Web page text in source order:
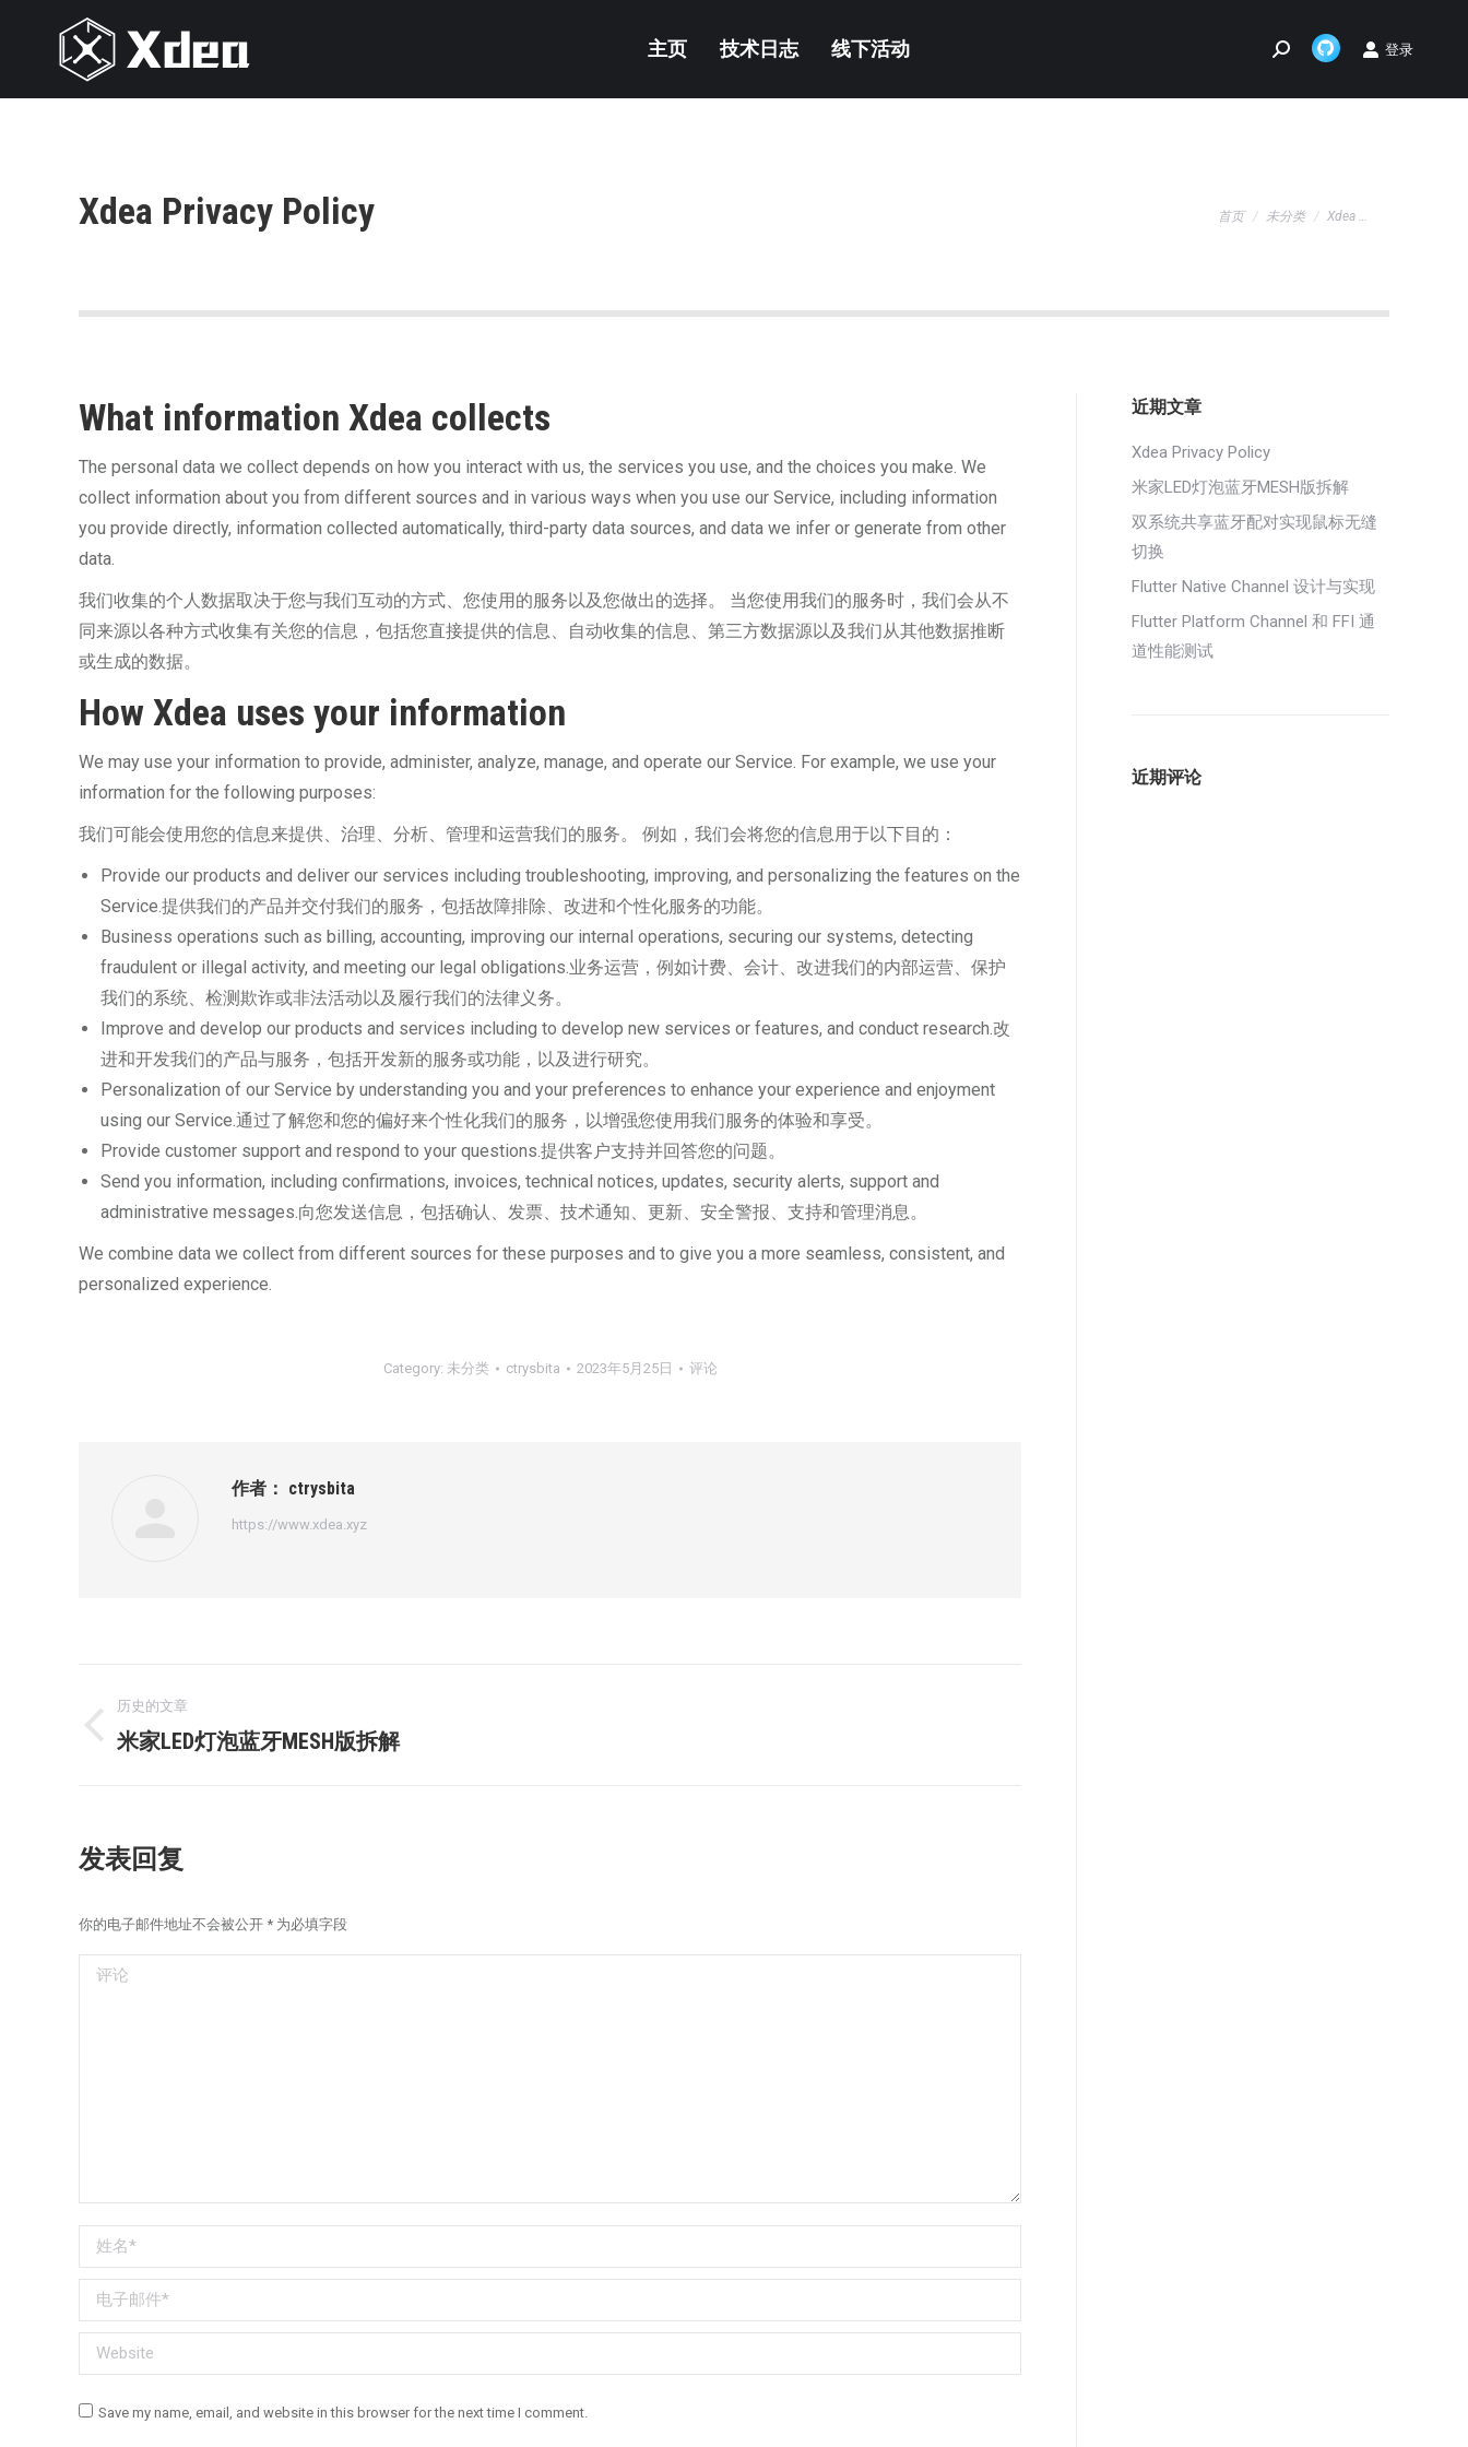
主页 技术日志 线下活动 Search:Github
登录
Xdea Privacy Policy 首页 未分类 Xdea …
What information Xdea collects
The personal data we collect depends on how you interact with us, the services you use, and the choices you make. We
collect information about you from different sources and in various ways when you use our Service, including information
you provide directly, information collected automatically, third-party data sources, and data we infer or generate from other
data.
我们收集的个人数据取决于您与我们互动的方式、您使用的服务以及您做出的选择。 当您使用我们的服务时，我们会从不
同来源以各种方式收集有关您的信息，包括您直接提供的信息、自动收集的信息、第三方数据源以及我们从其他数据推断
或生成的数据。
How Xdea uses your information
We may use your information to provide, administer, analyze, manage, and operate our Service. For example, we use your
information for the following purposes:
我们可能会使用您的信息来提供、治理、分析、管理和运营我们的服务。 例如，我们会将您的信息用于以下目的：
Provide our products and deliver our services including troubleshooting, improving, and personalizing the features on the
Service.提供我们的产品并交付我们的服务，包括故障排除、改进和个性化服务的功能。
Business operations such as billing, accounting, improving our internal operations, securing our systems, detecting
fraudulent or illegal activity, and meeting our legal obligations.业务运营，例如计费、会计、改进我们的内部运营、保护
我们的系统、检测欺诈或非法活动以及履行我们的法律义务。
Improve and develop our products and services including to develop new services or features, and conduct research.改
进和开发我们的产品与服务，包括开发新的服务或功能，以及进行研究。
Personalization of our Service by understanding you and your preferences to enhance your experience and enjoyment
using our Service.通过了解您和您的偏好来个性化我们的服务，以增强您使用我们服务的体验和享受。
Provide customer support and respond to your questions.提供客户支持并回答您的问题。
Send you information, including confirmations, invoices, technical notices, updates, security alerts, support and
administrative messages.向您发送信息，包括确认、发票、技术通知、更新、安全警报、支持和管理消息。
We combine data we collect from different sources for these purposes and to give you a more seamless, consistent, and
personalized experience.
Category: 未分类 ctrysbita 2023年5月25日 评论
作者： ctrysbita
https://www.xdea.xyz
章
历史的文章
历
章：
米家LED灯泡蓝牙MESH版拆解
发表回复
你的电子邮件地址不会被公开 * 为必填字段
评论
姓名 *
电子邮件 *
Website
Save my name, email, and website in this browser for the next time I comment.
近期文章
Xdea Privacy Policy
米家LED灯泡蓝牙MESH版拆解
双系统共享蓝牙配对实现鼠标无缝
切换
Flutter Native Channel 设计与实现
Flutter Platform Channel 和 FFI 通
道性能测试
近期评论